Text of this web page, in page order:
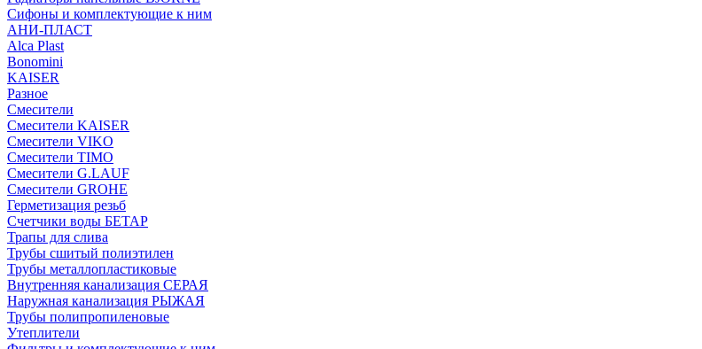
Сифоны и комплектующие к ним
АНИ-ПЛАСТ
Alca Plast
Bonomini
KAISER
Разное
Смесители
Смесители KAISER
Смесители VIKO
Смесители TIMO
Смесители G.LAUF
Смесители GROHE
Герметизация резьб
Счетчики воды БЕТАР
Трапы для слива
Трубы сшитый полиэтилен
Трубы металлопластиковые
Внутренняя канализация СЕРАЯ
Наружная канализация РЫЖАЯ
Трубы полипропиленовые
Утеплители